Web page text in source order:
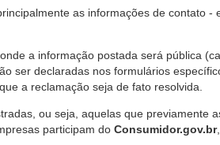
as informações de contato
a informação postada será pública
ser declaradas nos formulários
a reclamação seja de fato resolvida.
ou seja, aquelas que previamente
participam do Consumidor.gov.br